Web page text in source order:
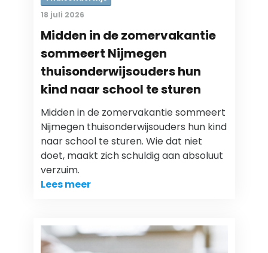
18 juli 2026
Midden in de zomervakantie
sommeert Nijmegen
thuisonderwijsouders hun
kind naar school te sturen
Midden in de zomervakantie sommeert
Nijmegen thuisonderwijsouders hun kind
naar school te sturen. Wie dat niet
doet, maakt zich schuldig aan absoluut
verzuim.
Lees meer